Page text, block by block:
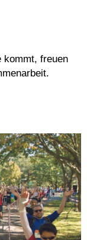
kommt, freuen